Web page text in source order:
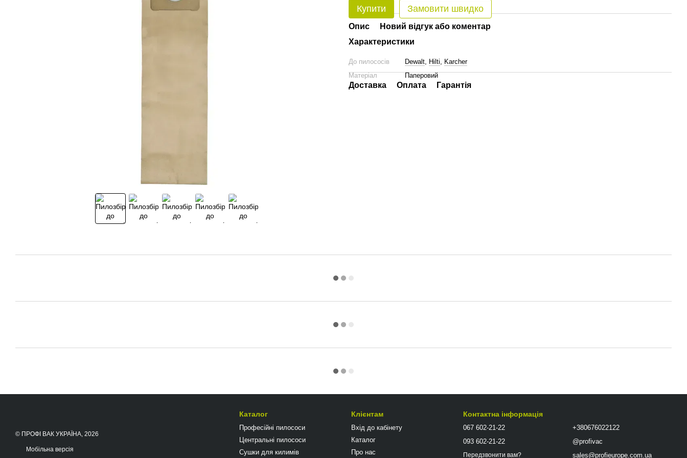
Купити Замовити швидко
Опис
Новий відгук або коментар
Характеристики
До пилососів Dewalt, Hilti, Karcher
Матеріал
Паперовий
Доставка Оплата Гарантія
© ПРОФІ ВАК УКРАЇНА, 2026
Мобільна версія
Каталог
Професійні пилососи
Центральні пилососи
Сушки для килимів
Клієнтам
Вхід до кабінету
Каталог
Про нас
Контактна інформація
067 602-21-22
093 602-21-22
Передзвонити вам?
+380676022122
@profivac
sales@profieurope.com.ua